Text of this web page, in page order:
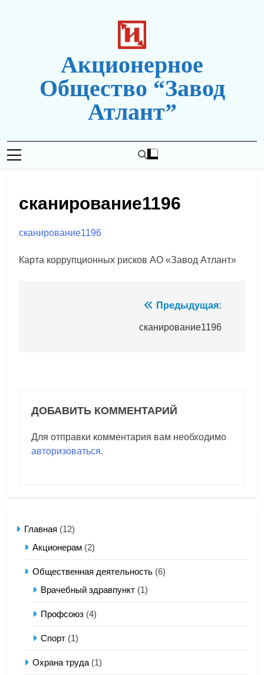
Акционерное
Общество “Завод
Атлант”
сканирование1196
сканирование1196
Карта коррупционных рисков АО «Завод Атлант»
Предыдущая:
сканирование1196
ДОБАВИТЬ КОММЕНТАРИЙ
Для отправки комментария вам необходимо
авторизоваться.
Главная (12)
Акционерам (2)
Общественная деятельность (6)
Врачебный здравпункт (1)
Профсоюз (4)
Спорт (1)
Охрана труда (1)